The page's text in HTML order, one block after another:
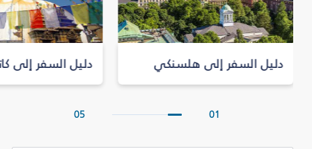
دليل السفر إلى دليل السفر إلى هلسنكي
05 01